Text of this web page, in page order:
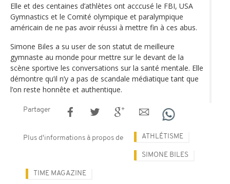
Elle et des centaines d’athlètes ont acccusé le FBI, USA
Gymnastics et le Comité olympique et paralympique
américain de ne pas avoir réussi à mettre fin à ces abus.
Simone Biles a su user de son statut de meilleure
gymnaste au monde pour mettre sur le devant de la
scène sportive les conversations sur la santé mentale. Elle
démontre qu’il n’y a pas de scandale médiatique tant que
l’on reste honnête et authentique.
Partager
Plus d'informations à propos de ATHLÉTISME
SIMONE BILES
TIME MAGAZINE